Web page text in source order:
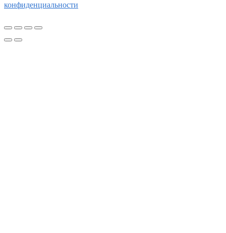
конфиденциальности